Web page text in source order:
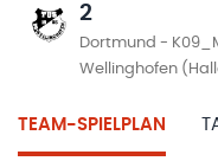
2
Dortmund -
Wellinghofen
TEAM-SPIELPLAN